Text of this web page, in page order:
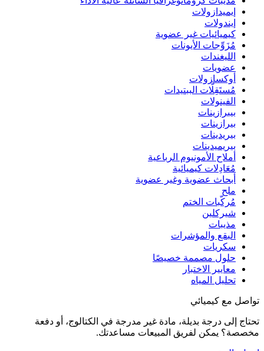
إيميدازولات
إيندولات
كيميائيات غير عضوية
مُزَوِّجات الأيونات
الليغندات
عضويات
أوكسازولات
مُستَقِلَّات الببتيدات
الفينولات
بيبرازينات
بيرازينات
بيريدينات
بيريميدينات
أملاح الأمونيوم الرباعية
مُعَادِلات كيميائية
أبحاث عضوية وغير عضوية
ملح
مُركّبات الختم
شيركلين
مذيبات
البقع والمؤشرات
سكريات
حلول مصممة خصيصًا
معايير الاختبار
تحليل المياه
تواصل مع كيميائي
تحتاج إلى درجة بديلة، مادة غير مدرجة في الكتالوج، أو دفعة
مخصصة؟ يمكن لفريق المبيعات مساعدتك.